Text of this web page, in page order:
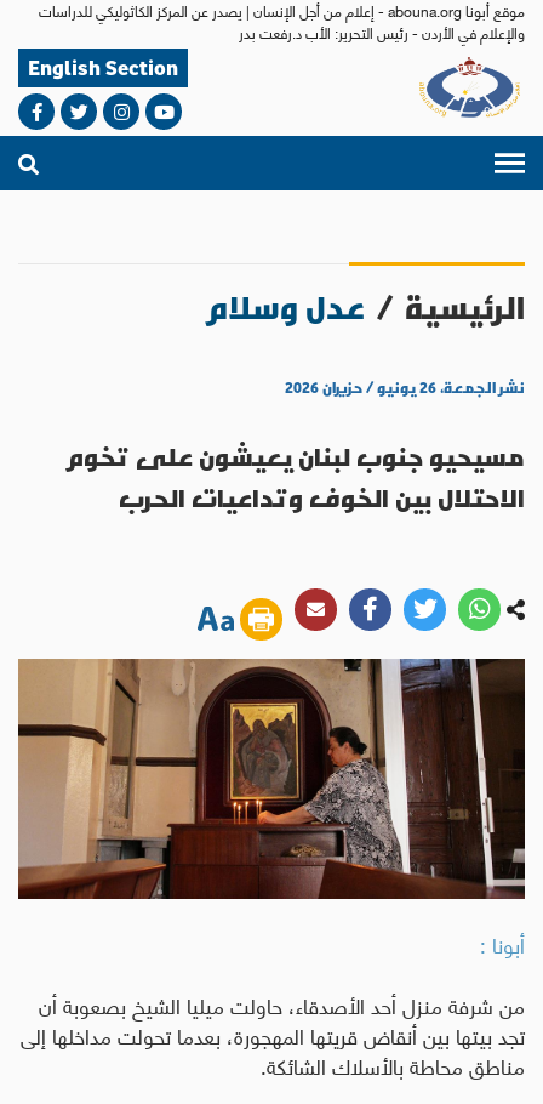
موقع أبونا abouna.org - إعلام من أجل الإنسان | يصدر عن المركز الكاثوليكي للدراسات
والإعلام في الأردن - رئيس التحرير: الأب د.رفعت بدر
English Section
الرئيسية / عدل وسلام
نشر الجمعة، ٢٦ يونيو / حزيران ٢٠٢٦
مسيحيو جنوب لبنان يعيشون على تخوم
الاحتلال بين الخوف وتداعيات الحرب
أبونا :
من شرفة منزل أحد الأصدقاء، حاولت ميليا الشيخ بصعوبة أن
تجد بيتها بين أنقاض قريتها المهجورة، بعدما تحولت مداخلها إلى
مناطق محاطة بالأسلاك الشائكة.